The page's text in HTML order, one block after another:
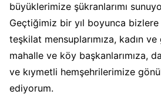
büyüklerimize şükranlarımı
Geçtiğimiz bir yıl boyunca
teşkilat mensuplarımıza, kadın
mahalle ve köy başkanlarımıza,
ve kıymetli hemşehrilerimize
ediyorum.